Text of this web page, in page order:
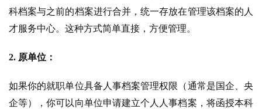
科档案与之前的档案进行合并，统一存放在管理该档案的人
才服务中心。这种方式简单直接，方便管理。
2. 原单位：
如果你的就职单位具备人事档案管理权限（通常是国企、央
企等），你可以向单位申请建立个人人事档案，将函授本科